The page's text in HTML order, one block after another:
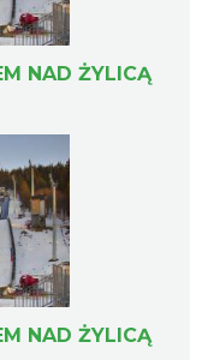
NAD ŻYLICĄ
NAD ŻYLICĄ